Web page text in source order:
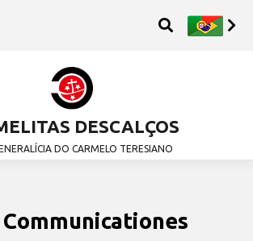
DESCALÇOS
DO CARMELO TERESIANO
Communicationes